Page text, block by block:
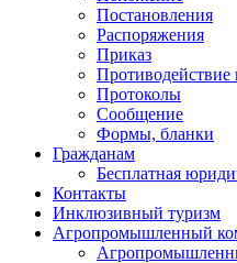
Постановления
Распоряжения
Приказ
Противодействие
Протоколы
Сообщение
Формы, бланки
Гражданам
Бесплатная
Контакты
Инклюзивный туризм
Агропромышленный